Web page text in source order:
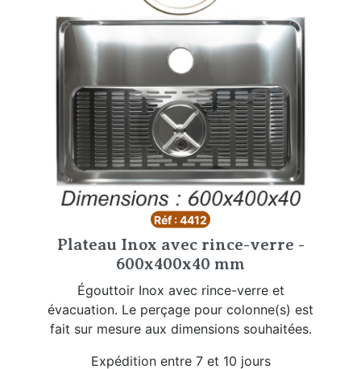
Réf : 4412
Plateau Inox avec rince-verre -
600x400x40 mm
Égouttoir Inox avec rince-verre et
évacuation. Le perçage pour colonne(s) est
fait sur mesure aux dimensions souhaitées.
Expédition entre 7 et 10 jours